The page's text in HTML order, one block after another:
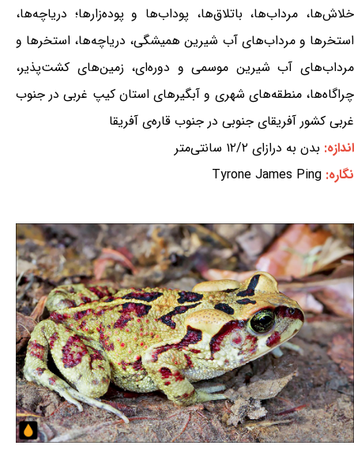
خلاش‌ها، مرداب‌ها، باتلاق‌ها، پوداب‌ها و پوده‌زارها؛ دریاچه‌ها،
استخرها و مرداب‌های آب شیرین همیشگی، دریاچه‌ها، استخرها و
مرداب‌های آب شیرین موسمی و دوره‌ای، زمین‌های کشت‌پذیر،
چراگاه‌ها، منطقه‌های شهری و آبگیرهای استان کیپ غربی در جنوب
غربی کشور آفریقای جنوبی در جنوب قاره‌ی آفریقا
اندازه: بدن به درازای ۱۲/۲ سانتی‌متر
نگاره: Tyrone James Ping